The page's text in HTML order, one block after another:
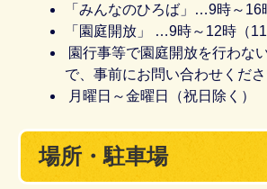
「みんなのひろば」…9時～16
「園庭開放」 …9時～12時（
園行事等で園庭開放を行わな
で、事前にお問い合わせくださ
月曜日～金曜日（祝日除く）
場所・駐車場